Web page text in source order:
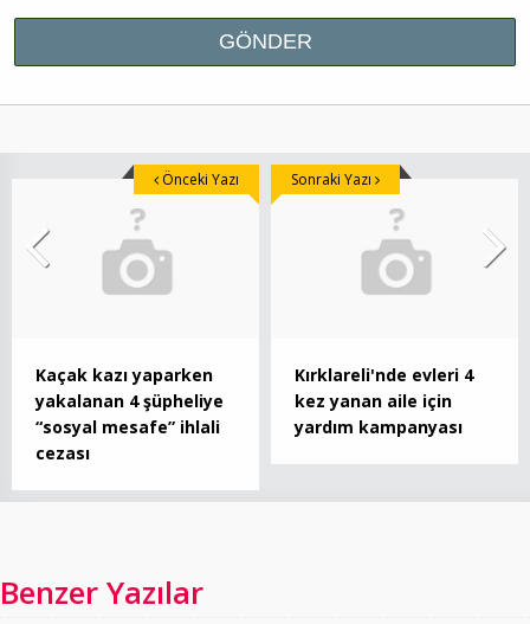
Kaçak kazı yaparken
yakalanan 4 şüpheliye
“sosyal mesafe” ihlali
cezası
Önceki Yazı
Kırklareli'nde evleri 4
kez yanan aile için
yardım kampanyası
Sonraki Yazı
Benzer Yazılar